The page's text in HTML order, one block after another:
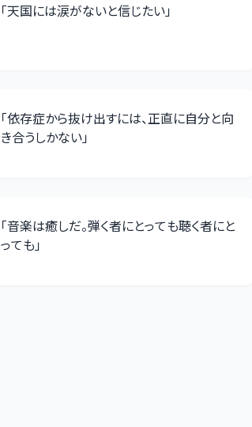
「天国には涙がないと信じたい」
「依存症から抜け出すには、正直に自分と向
き合うしかない」
「音楽は癒しだ。弾く者にとっても聴く者にと
っても」